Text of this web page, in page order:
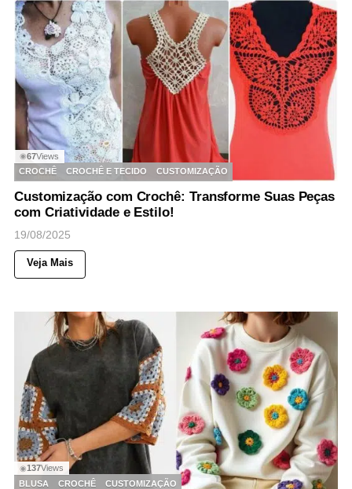
◉67Views
CROCHÊ
CROCHÊ E TECIDO CUSTOMIZAÇÃO
Customização com Crochê: Transforme Suas Peças
com Criatividade e Estilo!
19/08/2025
Veja Mais
◉137Views
BLUSA
CROCHÊ CUSTOMIZAÇÃO